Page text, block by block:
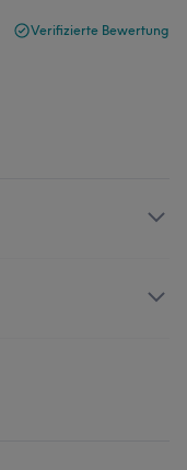
Verifizierte Bewertung